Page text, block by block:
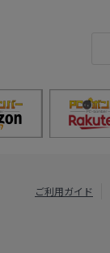
ご利用ガイド